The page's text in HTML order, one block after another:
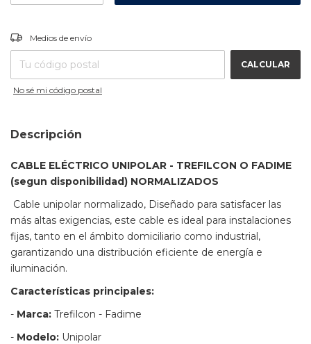
Entregas para el CP:
Medios de envío
CALCULAR
No sé mi código postal
Descripción
CABLE ELÉCTRICO UNIPOLAR - TREFILCON O FADIME
(segun disponibilidad) NORMALIZADOS
Cable unipolar normalizado, Diseñado para satisfacer las
más altas exigencias, este cable es ideal para instalaciones
fijas, tanto en el ámbito domiciliario como industrial,
garantizando una distribución eficiente de energía e
iluminación.
Características principales:
- Marca: Trefilcon - Fadime
- Modelo: Unipolar